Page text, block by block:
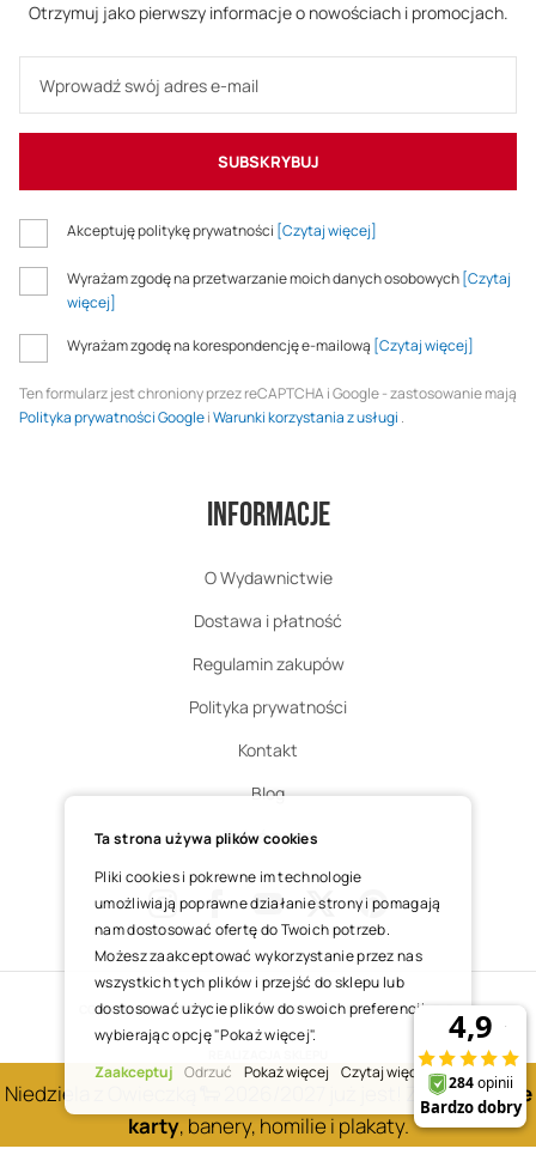
Otrzymuj jako pierwszy informacje o nowościach i promocjach.
SUBSKRYBUJ
Akceptuję politykę prywatności [Czytaj więcej]
Wyrażam zgodę na przetwarzanie moich danych osobowych[Czytaj
więcej]
Wyrażam zgodę na korespondencję e-mailową [Czytaj więcej]
Niedziela z Owieczką 🐑 2026/2027 już jest! Zobacznowe
karty, banery, homilie i plakaty.
Ten formularz jest chroniony przez reCAPTCHA i Google - zastosowanie mają
Polityka prywatności GoogleiWarunki korzystania z usługi .
Informacje
O Wydawnictwie
Dostawa i płatność
Regulamin zakupów
Polityka prywatności
Kontakt
Blog
Zgłoś zwrot
InstagramFacebookYoutube
X Pinterest
COPYRIGHT © 2025 ŚWIĘTY WOJCIECH DOM MEDIALNY SP. Z O.O.
Ta strona używa plików cookies
Pliki cookies i pokrewne im technologie
umożliwiają poprawne działanie strony i pomagają
nam dostosować ofertę do Twoich potrzeb.
Możesz zaakceptować wykorzystanie przez nas
wszystkich tych plików i przejść do sklepu lub
dostosować użycie plików do swoich preferencji,
wybierając opcję "Pokaż więcej".
Zaakceptuj Odrzuć Pokaż więcej Czytaj więcej